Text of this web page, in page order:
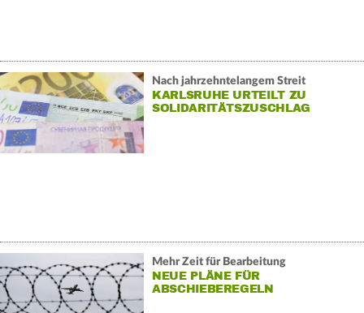
Nach jahrzehntelangem Streit
KARLSRUHE URTEILT ZU
SOLIDARITÄTSZUSCHLAG
Mehr Zeit für Bearbeitung
NEUE PLÄNE FÜR
ABSCHIEBEREGELN